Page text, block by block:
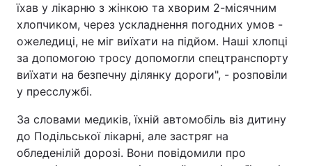
їхав у лікарню з жінкою та хворим 2-місячним
хлопчиком, через ускладнення погодних умов -
ожеледиці, не міг виїхати на підйом. Наші хлопці
за допомогою тросу допомогли спецтранспорту
виїхати на безпечну ділянку дороги", - розповіли
у пресслужбі.
За словами медиків, їхній автомобіль віз дитину
до Подільської лікарні, але застряг на
обледенілій дорозі. Вони повідомили про